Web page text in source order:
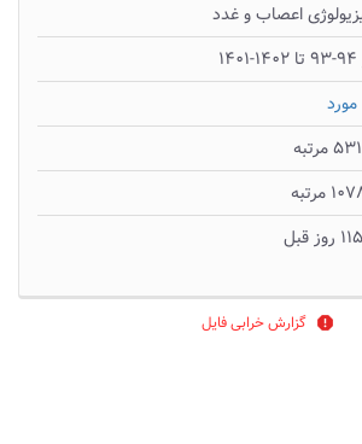
اعصاب و غدد
مرتبه
مرتبه
قبل
report گزارش خرابی فایل